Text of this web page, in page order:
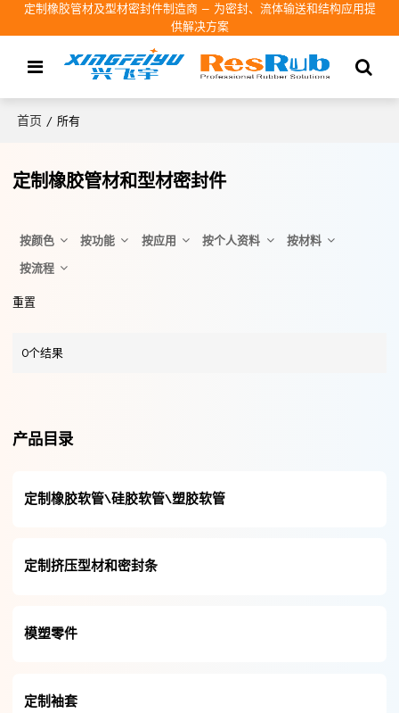
定制橡胶管材及型材密封件制造商 – 为密封、流体输送和结构应用提
供解决方案
首页 / 所有
定制橡胶管材和型材密封件
按颜色 按功能 按应用 按个人资料
按材料
按流程
重置
0个结果
产品目录
定制橡胶软管\硅胶软管\塑胶软管
定制挤压型材和密封条
模塑零件
定制袖套